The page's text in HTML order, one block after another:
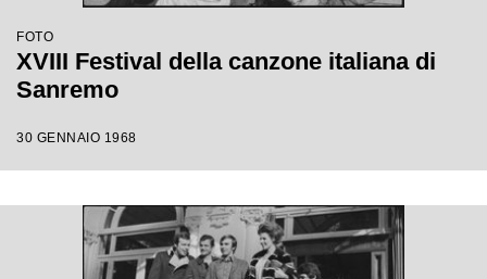
FOTO
XVIII Festival della canzone italiana di
Sanremo
30 GENNAIO 1968